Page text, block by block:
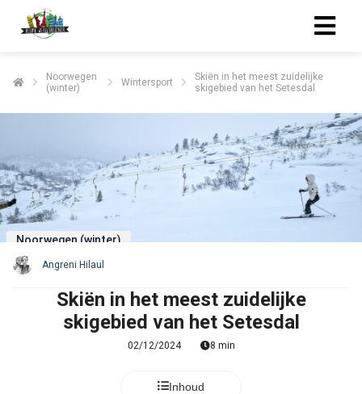
Noorwegen
(winter)
Wintersport
Skiën in het meest zuidelijke
skigebied van het Setesdal
Noorwegen (winter)
Angreni Hilaul
Skiën in het meest zuidelijke
skigebied van het Setesdal
02/12/2024 8 min
Inhoud